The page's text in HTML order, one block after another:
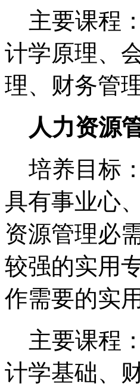
主要课程
计学原理、
理、财务管
人力资源
培养目标
具有事业心
资源管理必
较强的实用
作需要的实
主要课程
计学基础、